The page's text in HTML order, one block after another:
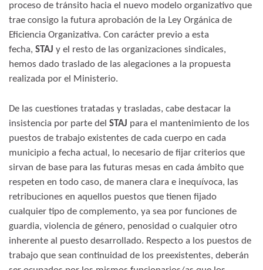
proceso de tránsito hacia el nuevo modelo organizativo que
trae consigo la futura aprobación de la Ley Orgánica de
Eficiencia Organizativa. Con carácter previo a esta
fecha, STAJ y el resto de las organizaciones sindicales,
hemos dado traslado de las alegaciones a la propuesta
realizada por el Ministerio.
De las cuestiones tratadas y trasladas, cabe destacar la
insistencia por parte del STAJ para el mantenimiento de los
puestos de trabajo existentes de cada cuerpo en cada
municipio a fecha actual, lo necesario de fijar criterios que
sirvan de base para las futuras mesas en cada ámbito que
respeten en todo caso, de manera clara e inequívoca, las
retribuciones en aquellos puestos que tienen fijado
cualquier tipo de complemento, ya sea por funciones de
guardia, violencia de género, penosidad o cualquier otro
inherente al puesto desarrollado. Respecto a los puestos de
trabajo que sean continuidad de los preexistentes, deberán